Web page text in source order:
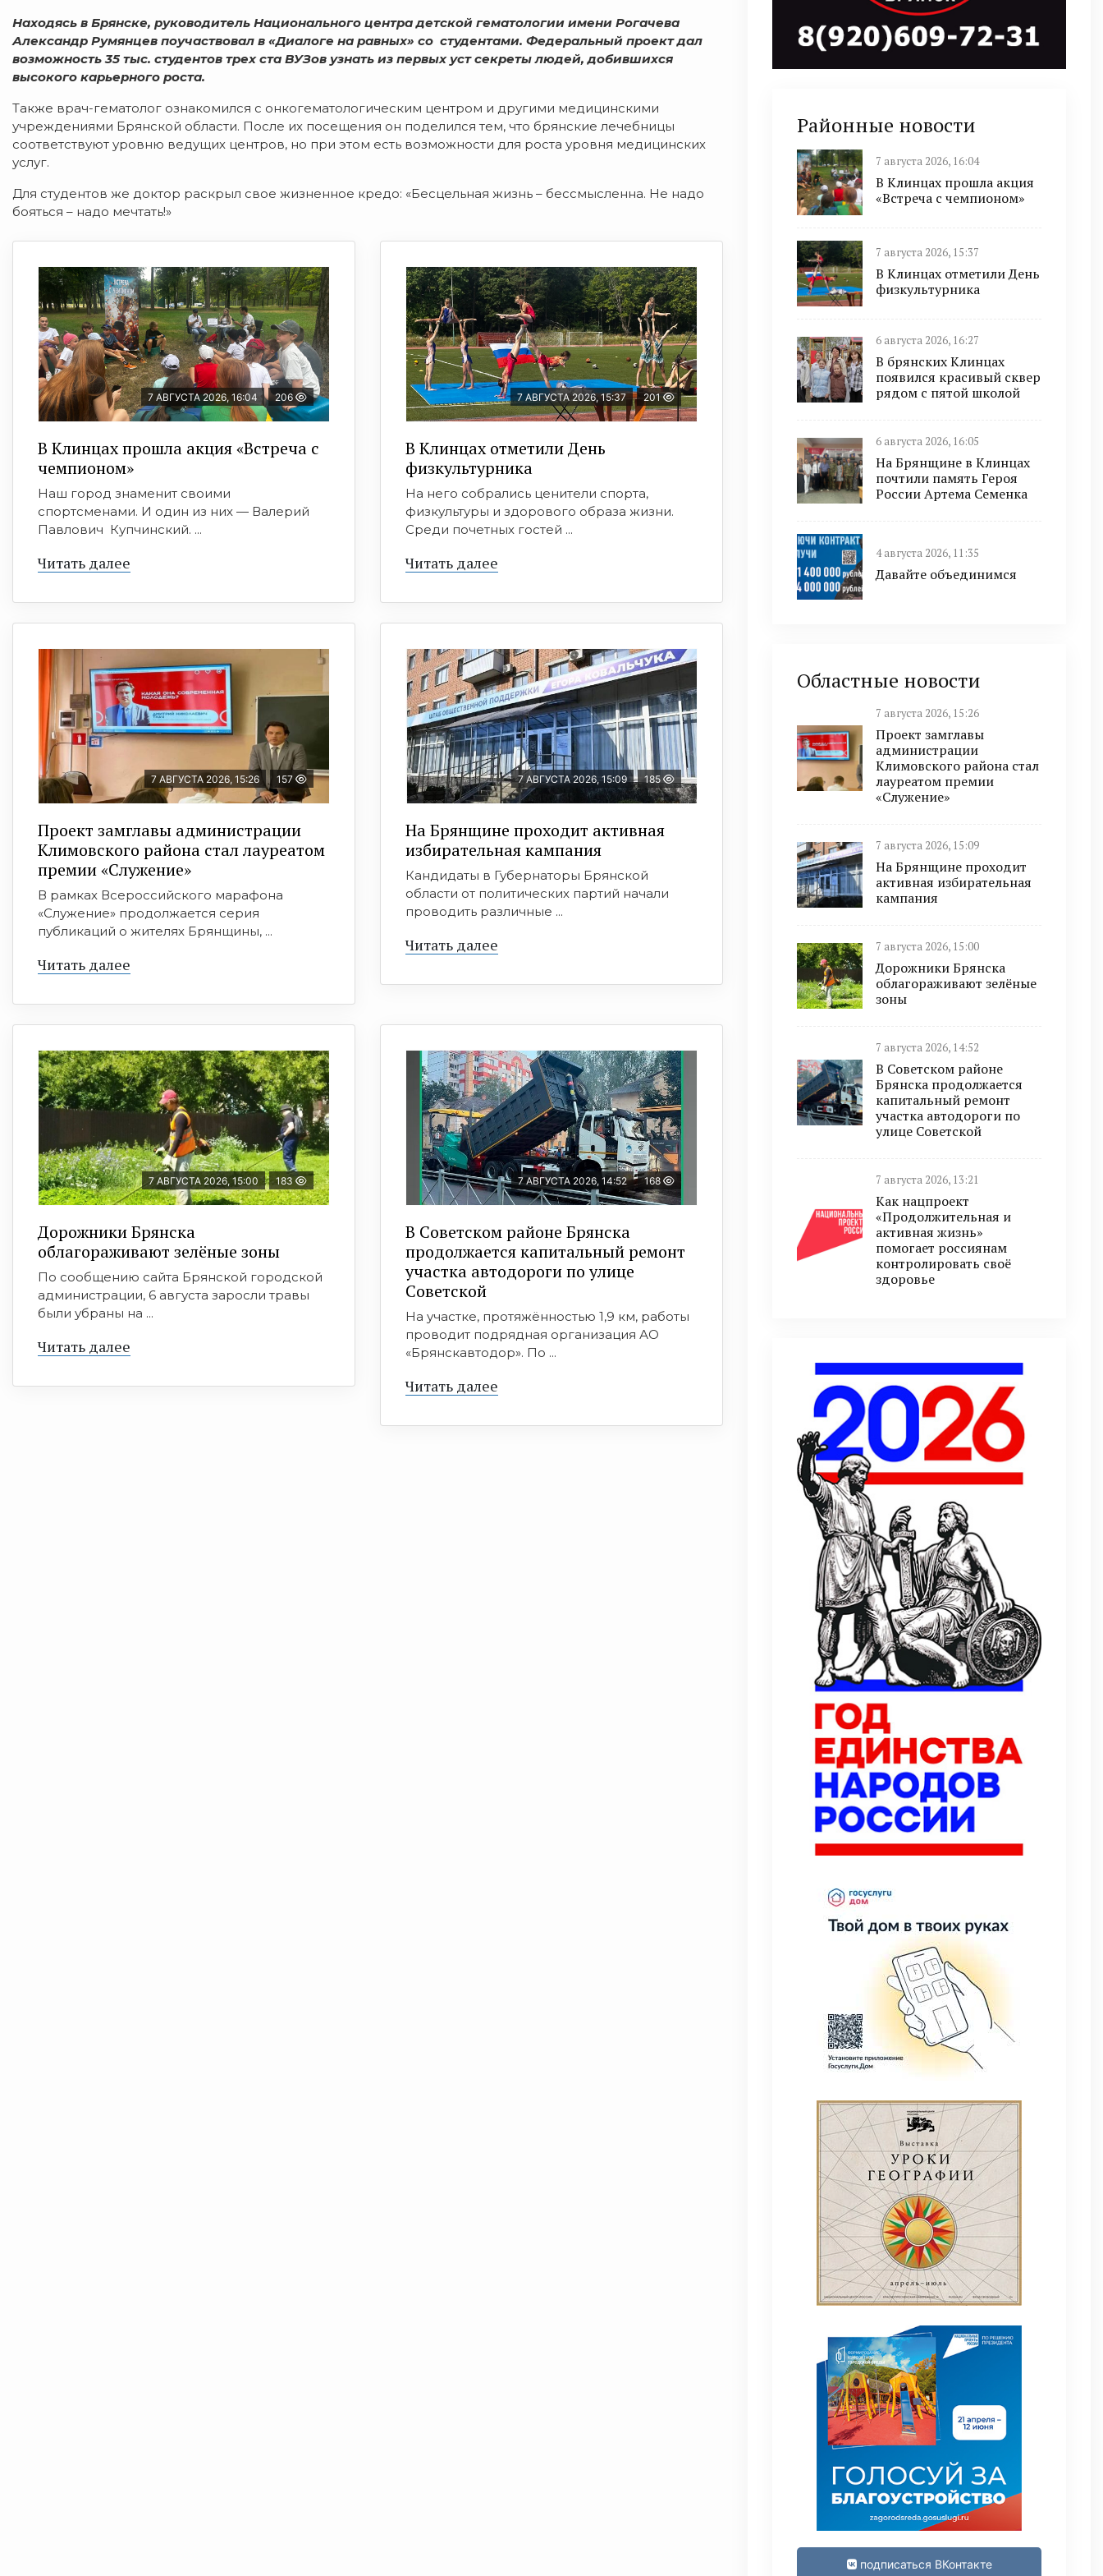
Находясь в Брянске, руководитель Национального центра детской гематологии имени Рогачева
Александр Румянцев поучаствовал в «Диалоге на равных» со студентами. Федеральный проект дал
возможность 35 тыс. студентов трех ста ВУЗов узнать из первых уст секреты людей, добившихся
высокого карьерного роста.
Также врач-гематолог ознакомился с онкогематологическим центром и другими медицинскими
учреждениями Брянской области. После их посещения он поделился тем, что брянские лечебницы
соответствуют уровню ведущих центров, но при этом есть возможности для роста уровня медицинских
услуг.
Для студентов же доктор раскрыл свое жизненное кредо: «Бесцельная жизнь – бессмысленна. Не надо
бояться – надо мечтать!»
7 АВГУСТА 2026, 16:04 206
В Клинцах прошла акция «Встреча с
чемпионом»
Наш город знаменит своими
спортсменами. И один из них — Валерий
Павлович Купчинский. ...
Читать далее
7 АВГУСТА 2026, 15:37 201
В Клинцах отметили День
физкультурника
На него собрались ценители спорта,
физкультуры и здорового образа жизни.
Среди почетных гостей ...
Читать далее
7 АВГУСТА 2026, 15:26 157
Проект замглавы администрации
Климовского района стал лауреатом
премии «Служение»
В рамках Всероссийского марафона
«Служение» продолжается серия
публикаций о жителях Брянщины, ...
Читать далее
7 АВГУСТА 2026, 15:09 185
На Брянщине проходит активная
избирательная кампания
Кандидаты в Губернаторы Брянской
области от политических партий начали
проводить различные ...
Читать далее
7 АВГУСТА 2026, 15:00 183
Дорожники Брянска
облагораживают зелёные зоны
По сообщению сайта Брянской городской
администрации, 6 августа заросли травы
были убраны на ...
Читать далее
7 АВГУСТА 2026, 14:52 168
В Советском районе Брянска
продолжается капитальный ремонт
участка автодороги по улице
Советской
На участке, протяжённостью 1,9 км, работы
проводит подрядная организация АО
«Брянскавтодор». По ...
Читать далее
Районные новости
7 августа 2026, 16:04
В Клинцах прошла акция
«Встреча с чемпионом»
7 августа 2026, 15:37
В Клинцах отметили День
физкультурника
6 августа 2026, 16:27
В брянских Клинцах
появился красивый сквер
рядом с пятой школой
6 августа 2026, 16:05
На Брянщине в Клинцах
почтили память Героя
России Артема Семенка
4 августа 2026, 11:35
Давайте объединимся
Областные новости
7 августа 2026, 15:26
Проект замглавы
администрации
Климовского района стал
лауреатом премии
«Служение»
7 августа 2026, 15:09
На Брянщине проходит
активная избирательная
кампания
7 августа 2026, 15:00
Дорожники Брянска
облагораживают зелёные
зоны
7 августа 2026, 14:52
В Советском районе
Брянска продолжается
капитальный ремонт
участка автодороги по
улице Советской
7 августа 2026, 13:21
Как нацпроект
«Продолжительная и
активная жизнь»
помогает россиянам
контролировать своё
здоровье
подписаться ВКонтакте